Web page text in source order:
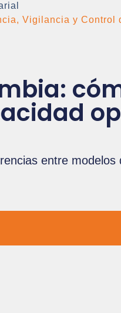
, Vigilancia y Control
entre